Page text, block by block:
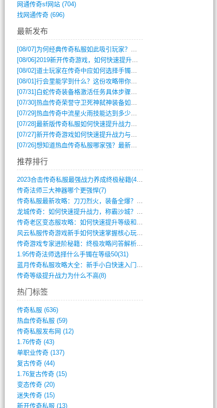
网通传奇sf网站(704)
找网通传奇(696)
最新发布
[08/07] 为何经典传奇私服如此吸引玩家？深度攻略解析
[08/06]2019新开传奇游戏，如何快速提升角色等级？
[08/02]道士玩家在传奇中应如何选择手镯装备？
[08/01]行会里能学到什么？这份攻略带你全掌握
[07/31] 白蛇传奇装备格激活任务具体步骤是什么？如何完成？
[07/30]热血传奇荣誉守卫死神弑神装备如何获取与佩戴攻略？
[07/29]热血传奇中流星火雨技能达到多少级可以开始练装备？
[07/28]最新版传奇私服如何快速提升战力与获取稀有装备？
[07/27]新开传奇游戏如何快速提升战力与获取稀有装备？
[07/26]想知道热血传奇私服哪家强？最新排行榜攻略全解析
推荐排行
2023合击传奇私服最强战力养成终极秘籍(428)
传奇法师三大神器哪个更强悍(7)
传奇私服最新攻略：刀刀烈火，装备全爆？攻(813)
龙城传奇：如何快速提升战力，称霸沙城？(802)
传奇老区变态服攻略：如何快速提升等级和战(379)
风云私服传奇游戏新手如何快速掌握核心玩法(616)
传奇游戏专家进阶秘籍：终极攻略问答解析(848)
1.95传奇法师选择什么手镯在等级50(31)
蓝月传奇私服攻略大全：新手小白快速入门指(386)
传奇等级提升战力为什么不高(8)
热门标签
传奇私服 (636)
热血传奇私服 (59)
传奇私服发布网 (12)
1.76传奇(43)
单职业传奇(137)
复古传奇(44)
1.76复古传奇(15)
变态传奇(20)
迷失传奇(15)
新开传奇私服 (13)